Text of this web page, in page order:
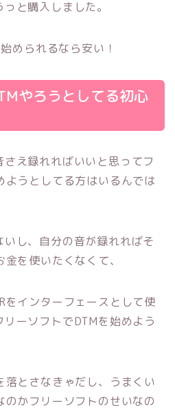
と購入しました。
められるなら安い！
やろうとしてる初心
え録れればいいと思ってフ
ようとしてる方はいるんでは
し、自分の音が録れればそ
を使いたくなくて、
をインターフェースとして使
ーソフトでDTMを始めよう
落とさなきゃだし、うまくい
のかフリーソフトのせいなの